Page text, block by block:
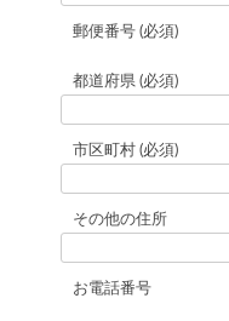
郵便番号 (必須)
都道府県 (必須)
市区町村 (必須)
その他の住所
お電話番号